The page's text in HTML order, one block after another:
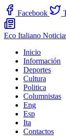
Facebook
Eco Italiano
Inicio
Información
Deportes
Cultura
Politica
Columnistas
Eng
Esp
Ita
Contactos